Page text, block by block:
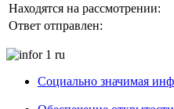
Находятся на рассмотрении:
Ответ отправлен:
Социально значимая